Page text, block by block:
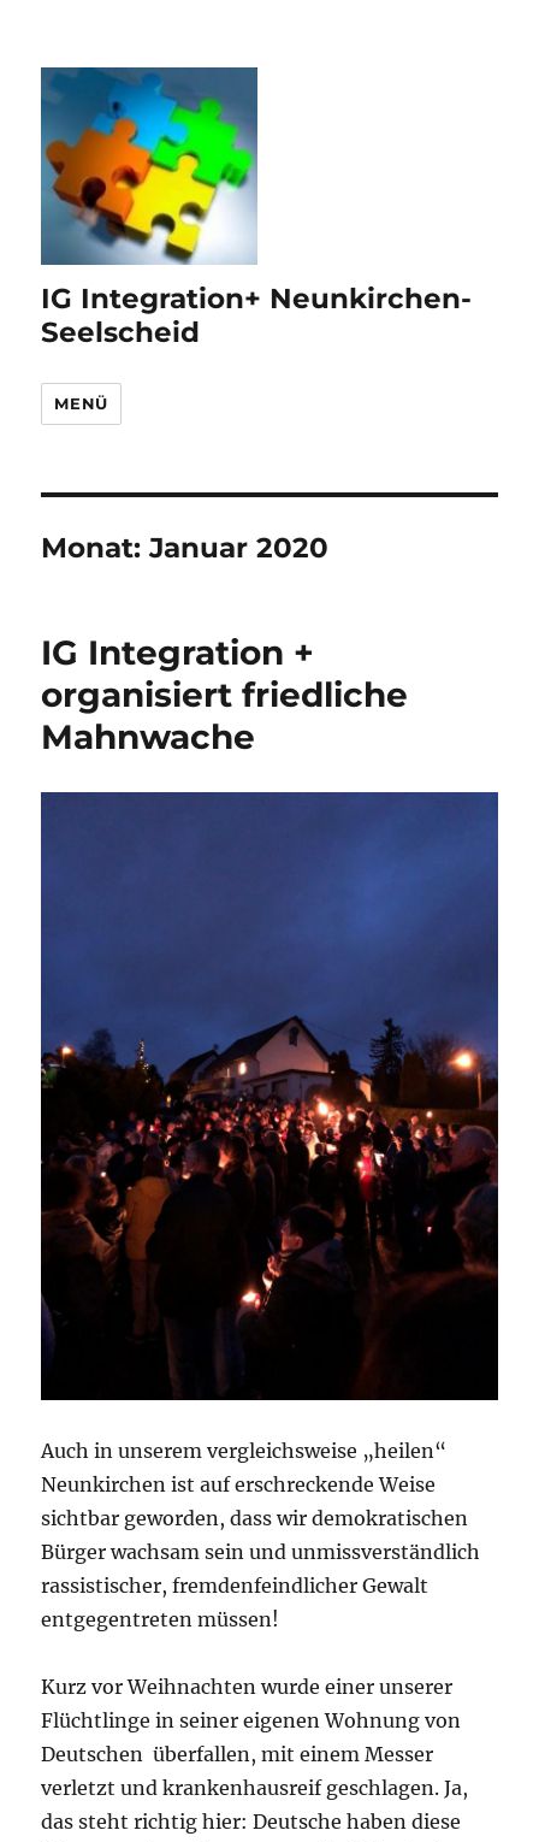
IG Integration+ Neunkirchen-
Seelscheid
MENÜ
Monat:Januar 2020
IG Integration +
organisiert friedliche
Mahnwache
Auch in unserem vergleichsweise „heilen“
Neunkirchen ist auf erschreckende Weise
sichtbar geworden, dass wir demokratischen
Bürger wachsam sein und unmissverständlich
rassistischer, fremdenfeindlicher Gewalt
entgegentreten müssen!
Kurz vor Weihnachten wurde einer unserer
Flüchtlinge in seiner eigenen Wohnung von
Deutschen überfallen, mit einem Messer
verletzt und krankenhausreif geschlagen. Ja,
das steht richtig hier: Deutsche haben diese